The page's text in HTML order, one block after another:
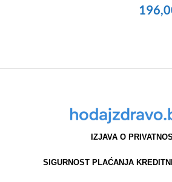
IZJAVA O
SIGURNOST PLAĆANJA